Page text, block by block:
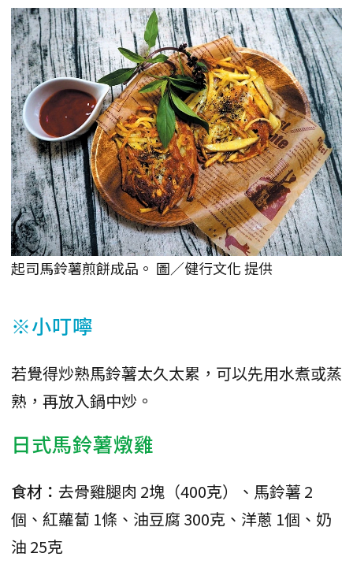
起司馬鈴薯煎餅成品。 圖／健行文化 提供
※小叮嚀
若覺得炒熟馬鈴薯太久太累，可以先用水煮或蒸
熟，再放入鍋中炒。
日式馬鈴薯燉雞
食材： 去骨雞腿肉 2塊（400克）、馬鈴薯 2
個、紅蘿蔔 1條、油豆腐 300克、洋蔥 1個、奶
油 25克